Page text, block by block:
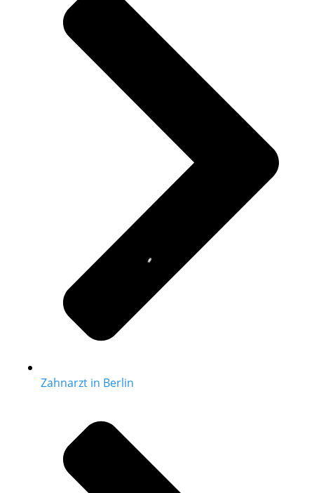
Zahnarzt in Berlin